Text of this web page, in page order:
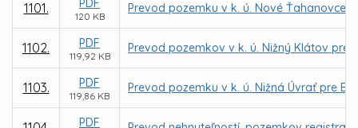
1101. PDF
120 KB
Prevod pozemku v k. ú. Nové Ťahanovce
1102. PDF
119,92 KB
Prevod pozemkov v k. ú. Nižný Klátov
1103. PDF
119,86 KB
Prevod pozemku v k. ú. Nižná Úvrať pre
PDF